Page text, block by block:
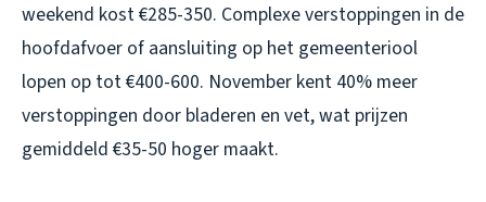
weekend kost €285-350. Complexe verstoppingen in de
hoofdafvoer of aansluiting op het gemeenteriool
lopen op tot €400-600. November kent 40% meer
verstoppingen door bladeren en vet, wat prijzen
gemiddeld €35-50 hoger maakt.